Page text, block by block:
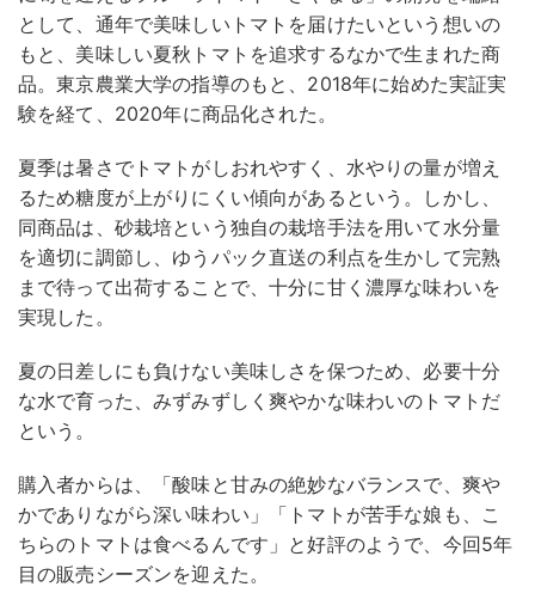
として、通年で美味しいトマトを届けたいという想いの
もと、美味しい夏秋トマトを追求するなかで生まれた商
品。東京農業大学の指導のもと、2018年に始めた実証実
験を経て、2020年に商品化された。
夏季は暑さでトマトがしおれやすく、水やりの量が増え
るため糖度が上がりにくい傾向があるという。しかし、
同商品は、砂栽培という独自の栽培手法を用いて水分量
を適切に調節し、ゆうパック直送の利点を生かして完熟
まで待って出荷することで、十分に甘く濃厚な味わいを
実現した。
夏の日差しにも負けない美味しさを保つため、必要十分
な水で育った、みずみずしく爽やかな味わいのトマトだ
という。
購入者からは、「酸味と甘みの絶妙なバランスで、爽や
かでありながら深い味わい」「トマトが苦手な娘も、こ
ちらのトマトは食べるんです」と好評のようで、今回5年
目の販売シーズンを迎えた。